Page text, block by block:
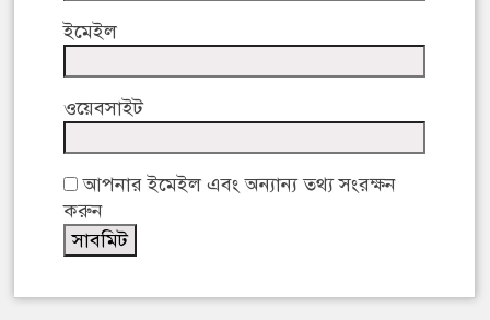
ইমেইল
ওয়েবসাইট
আপনার ইমেইল এবং অন্যান্য তথ্য সংরক্ষন
করুন